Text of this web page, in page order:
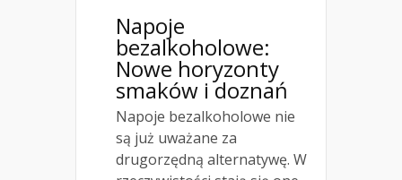
Napoje
bezalkoholowe:
Nowe horyzonty
smaków i doznań
Napoje bezalkoholowe nie
są już uważane za
drugorzędną alternatywę. W